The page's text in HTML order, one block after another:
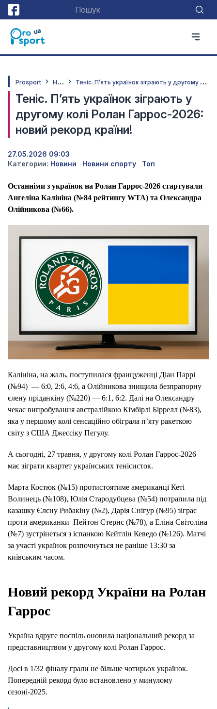
Prosport Н
овини Т
еніс. П’ять українок зіграють у другому колі Ролан Гаррос-2026: новий рекорд країни!
Теніс. П’ять українок зіграють у
другому колі Ролан Гаррос-2026:
новий рекорд країни!
27.05.2026 09:03
Категории: Новини Новини спорту Топ
Останніми з українок на Ролан Гаррос-2026 стартували
Ангеліна Калініна (№84 рейтингу WTA) та Олександра
Олійникова (№66).
Калініна, на жаль, поступилася француженці Діан Паррі
(№94) — 6:0, 2:6, 4:6, а Олійникова знищила безпрапорну
єлену пріданкіну (№220) — 6:1, 6:2. Далі на Олександру
чекає випробування австралійкою Кімбірлі Біррелл (№83),
яка у першому колі сенсаційно обіграла п’яту ракеткою
світу з США Джессіку Пегулу.
А сьогодні, 27 травня, у другому колі Ролан Гаррос-2026
має зіграти квартет українських тенісисток.
Марта Костюк (№15) протистоятиме американці Кеті
Волинець (№108), Юлія Стародубцева (№54) потрапила під
казашку Єлєну Рибакіну (№2), Дарія Снігур (№95) зіграє
проти американки Пейтон Стернс (№78), а Еліна Світоліна
(№7) зустрінеться з іспанкою Кейтлін Кеведо (№126). Матчі
за участі українок розпочнуться не раніше 13:30 за
київським часом.
Новий рекорд України на Ролан
Гаррос
Україна вдруге поспіль оновила національний рекорд за
представництвом у другому колі Ролан Гаррос.
Досі в 1/32 фіналу грали не більше чотирьох українок.
Попередній рекорд було встановлено у минулому
сезоні-2025.